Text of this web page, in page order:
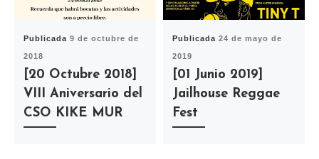
Publicada9 de octubre de
2018
[20 Octubre 2018]
VIII Aniversario del
CSO KIKE MUR
Publicada24 de mayo de
2019
[01 Junio 2019]
Jailhouse Reggae
Fest